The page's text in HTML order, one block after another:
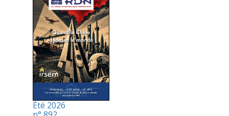
Été 2026